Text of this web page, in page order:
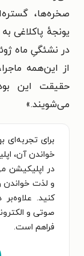
صخره‌ها،
یونجهٔ پاکلاغی
در نشئگیِ ماه
از این‌همه
حقیقت این
می‌شویند.»
برای تجربه‌ای
خواندن آن،
در اپلیکیشن
و لذت خواندن
کنید.
صوتی و
فراهم است.